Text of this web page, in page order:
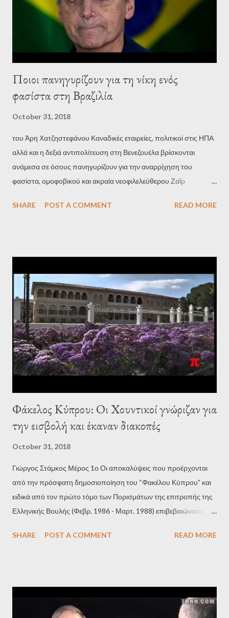
Ποιοι πανηγυρίζουν για τη νίκη ενός
φασίστα στη Βραζιλία
October 31, 2018
του Άρη Χατζηστεφάνου Καναδικές εταιρείες, πολιτικοί στις ΗΠΑ
αλλά και η δεξιά αντιπολίτευση στη Βενεζουέλα βρίσκονται
ανάμεσα σε όσους πανηγυρίζουν για την αναρρίχηση του
φασίστα, ομοφοβικού και ακραία νεοφιλελεύθερου Ζαΐρ
μεγαλύτερη οικονομία της Νότιας Αμερικής περνά στα χέρια ενός
διάλυση των αριστερών ή έστω προοδευτικών κυβερνήσεων της
Νότιας Αμερικής. Ας δούμε όμως ποιοι αναμένουν άμεσα οφέλη
από την άνοδο του Μπολσονάρο. Οι καναδικές εταιρείες
εξόρυξης Προς τιμήν του το CBC, η καναδική δημόσια
ραδιοτηλεόραση, φιλοξενεί στην ιστοσελίδα της ανάλυση του
Κρις Αρσενολτ, ο οποίος μιλά για τα οφέλη που αναμένουν
καναδικές εταιρείες εξόρυξης από το νέο πολιτικό σκηνικό στ...
SHARE POST A COMMENT READ MORE
Φάκελος Κύπρου: Οι Χουντικοί γνώριζαν για
την εισβολή και έκαναν διακοπές
October 31, 2018
Γιώργος Στάμκος Μέρος 1ο Οι αποκαλύψεις που προέρχονται
από την πρόσφατη δημοσιοποίηση του “Φακέλου Κύπρου” και
ειδικά από τον πρώτο τόμο των Πορισμάτων της επιτροπής της
Ελληνικής Βουλής (Φεβρ. 1986 - Μαρτ. 1988) επιβεβαιώνουν
τραγωδίας. Μια σειρά από τραγικά λάθη, παραλείψεις και
της Κυπριακής Δημοκρατίας, Αρχιεπισκόπου Μακάριου, στις 15
Ιουλίου 1974, αποδυνάμωσαν σε τραγικό βαθμό την άμυνα της
SHARE POST A COMMENT READ MORE